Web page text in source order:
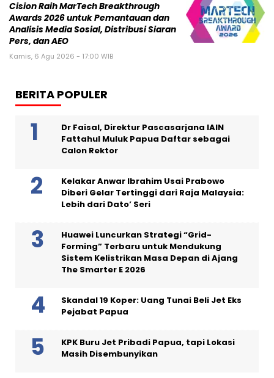
Cision Raih MarTech Breakthrough
Awards 2026 untuk Pemantauan dan
Analisis Media Sosial, Distribusi Siaran
Pers, dan AEO
Kamis, 6 Agu 2026 - 17:00 WIB
BERITA POPULER
Dr Faisal, Direktur Pascasarjana IAIN
Fattahul Muluk Papua Daftar sebagai
Calon Rektor
Kelakar Anwar Ibrahim Usai Prabowo
Diberi Gelar Tertinggi dari Raja Malaysia:
Lebih dari Dato’ Seri
Huawei Luncurkan Strategi “Grid-
Forming” Terbaru untuk Mendukung
Sistem Kelistrikan Masa Depan di Ajang
The Smarter E 2026
Skandal 19 Koper: Uang Tunai Beli Jet Eks
Pejabat Papua
KPK Buru Jet Pribadi Papua, tapi Lokasi
Masih Disembunyikan